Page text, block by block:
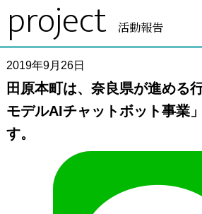
project 活動報告
2019年9月26日
田原本町は、奈良県が進める
モデルAIチャットボット事業
す。